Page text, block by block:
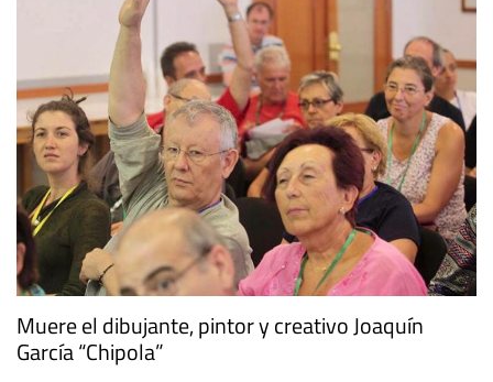
Muere el dibujante, pintor y creativo Joaquín
García “Chipola”